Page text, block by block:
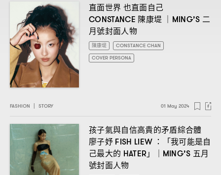
直面世界 也直面自己
CONSTANCE 陳康堤 ｜MING’S 二
月號封面人物
陳康堤
CONSTANCE CHAN
COVER PERSONA
FASHION | STORY 01 May 2024
孩子氣與自信高貴的矛盾綜合體
廖子妤 FISH LIEW ：
「我可能是自
己最大的 HATER」 ｜MING’S 五月
號封面人物